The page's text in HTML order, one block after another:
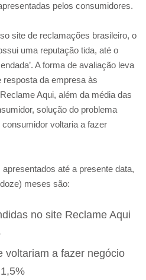
pelos consumidores.
site de reclamações brasileiro, o
uma reputação tida, até o
A forma de avaliação leva
da empresa às
Aqui, além da média das
solução do problema
voltaria a fazer
até a presente data,
meses são:
no site Reclame Aqui
voltariam a fazer negócio